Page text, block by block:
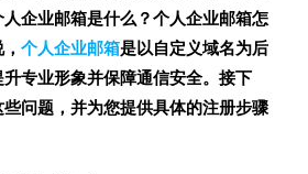
人企业邮箱是什么？个人企业邮箱怎
，个人企业邮箱是以自定义域名为后
专业形象并保障通信安全。接下
问题，并为您提供具体的注册步骤